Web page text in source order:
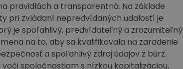
pravidlách a transparentná. Na základe
pri zvládaní nepredvídaných udalostí je
je spoľahlivý, predvídateľný a zrozumiteľný
na to, aby sa kvalifikovala na zaradenie
a spoľahlivý zdroj údajov z búrz.
spoločnostiam s nízkou kapitalizáciou,